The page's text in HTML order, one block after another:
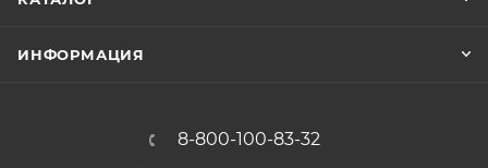
ИНФОРМАЦИЯ
8-800-100-83-32